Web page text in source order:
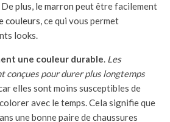
plus, le marron peut être facilement
couleurs, ce qui vous permet
looks.
une couleur durable. Les
conçues pour durer plus longtemps
elles sont moins susceptibles de
avec le temps. Cela signifie que
une bonne paire de chaussures